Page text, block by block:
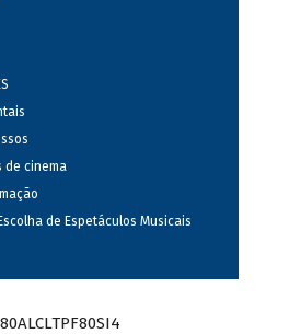
de cinema
de Espetáculos Musicais